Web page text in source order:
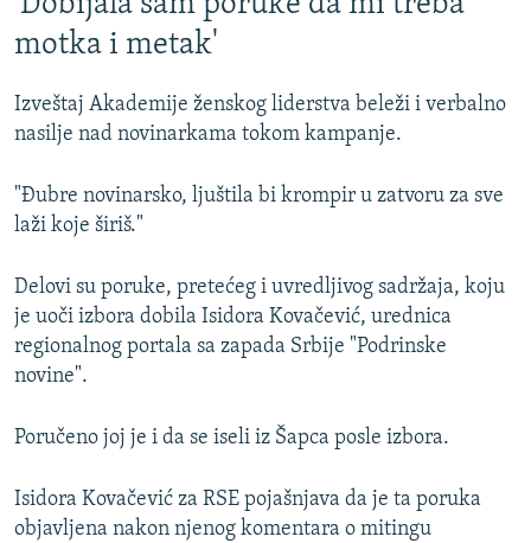
motka i metak'
Izveštaj Akademije ženskog liderstva beleži i verbalno
nasilje nad novinarkama tokom kampanje.
"Đubre novinarsko, ljuštila bi krompir u zatvoru za sve
laži koje širiš."
Delovi su poruke, pretećeg i uvredljivog sadržaja, koju
je uoči izbora dobila Isidora Kovačević, urednica
regionalnog portala sa zapada Srbije "Podrinske
novine".
Poručeno joj je i da se iseli iz Šapca posle izbora.
Isidora Kovačević za RSE pojašnjava da je ta poruka
objavljena nakon njenog komentara o mitingu